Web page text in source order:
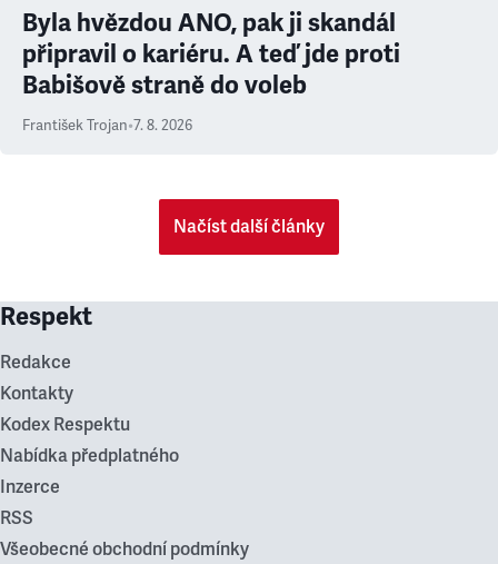
Byla hvězdou ANO, pak ji skandál
připravil o kariéru. A teď jde proti
Babišově straně do voleb
František Trojan•7. 8. 2026
Načíst další články
Respekt
Redakce
Kontakty
Kodex Respektu
Nabídka předplatného
Inzerce
RSS
Všeobecné obchodní podmínky